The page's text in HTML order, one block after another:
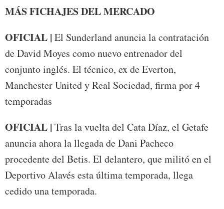
MÁS FICHAJES DEL MERCADO
OFICIAL | El Sunderland anuncia la contratación
de David Moyes como nuevo entrenador del
conjunto inglés. El técnico, ex de Everton,
Manchester United y Real Sociedad, firma por 4
temporadas
OFICIAL | Tras la vuelta del Cata Díaz, el Getafe
anuncia ahora la llegada de Dani Pacheco
procedente del Betis. El delantero, que militó en el
Deportivo Alavés esta última temporada, llega
cedido una temporada.